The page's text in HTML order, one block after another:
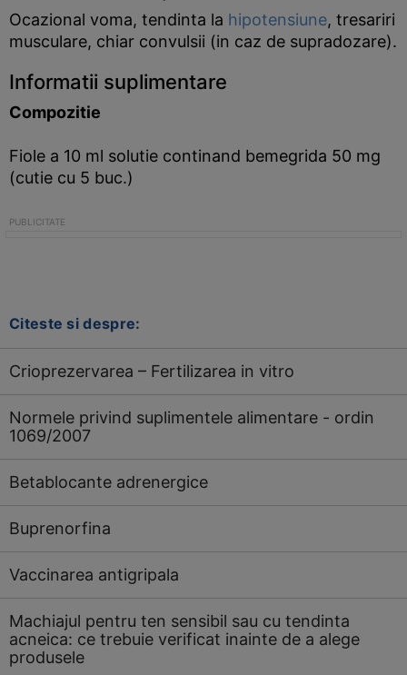
Ocazional voma, tendinta la hipotensiune, tresariri
musculare, chiar convulsii (in caz de supradozare).
Informatii suplimentare
Compozitie
Fiole a 10 ml solutie continand bemegrida 50 mg
(cutie cu 5 buc.)
Citeste si despre:
Crioprezervarea – Fertilizarea in vitro
Normele privind suplimentele alimentare - ordin
1069/2007
Betablocante adrenergice
Buprenorfina
Vaccinarea antigripala
Machiajul pentru ten sensibil sau cu tendinta
acneica: ce trebuie verificat inainte de a alege
produsele